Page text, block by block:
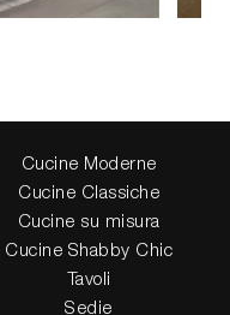
Cucine Moderne
Cucine Classiche
Cucine su misura
Cucine Shabby Chic
Tavoli
Sedie